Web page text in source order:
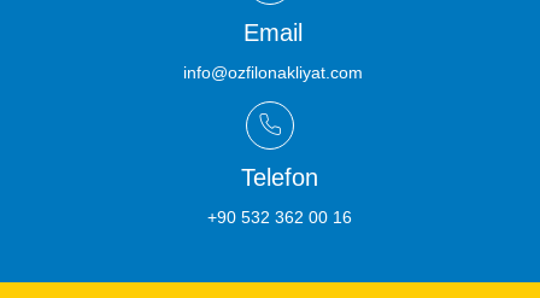
Email
info@ozfilonakliyat.com
Telefon
+90 532 362 00 16